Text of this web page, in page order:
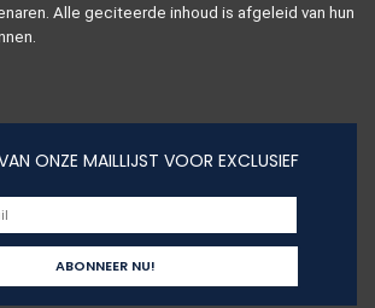
Alle geciteerde inhoud is afgeleid van hun
ONZE MAILLIJST VOOR EXCLUSIEF